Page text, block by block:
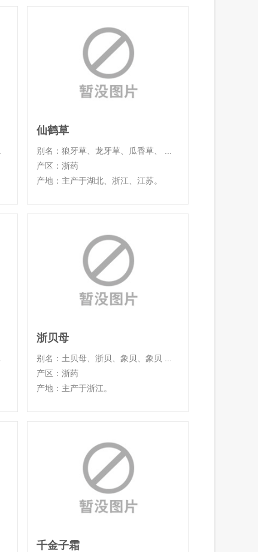
仙鹤草
别名：狼牙草、龙牙草、瓜香草、 ...
产区：浙药
产地：主产于湖北、浙江、江苏。
浙贝母
别名：土贝母、浙贝、象贝、象贝 ...
产区：浙药
产地：主产于浙江。
千金子霜